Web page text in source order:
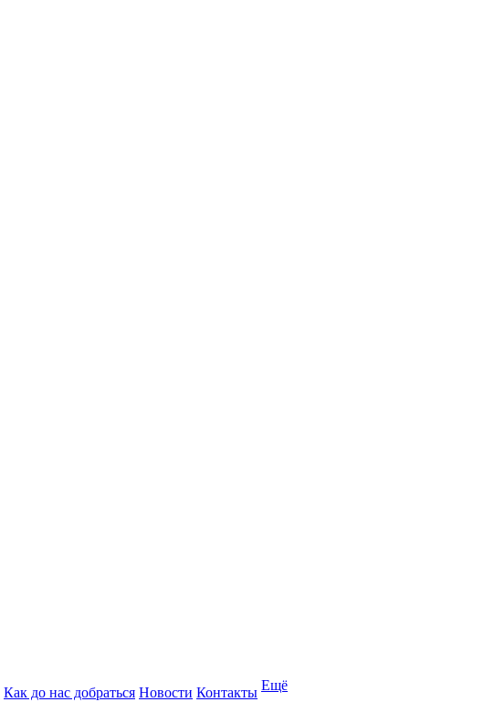
Как до нас добраться Новости Контакты Ещё